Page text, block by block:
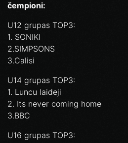
čempioni:
U12 grupas TOP3:
1. SONIKI
2.SIMPSONS
3.Calisi
U14 grupas TOP3:
1. Luncu laideji
2. Its never coming home
3.BBC
U16 grupas TOP3: